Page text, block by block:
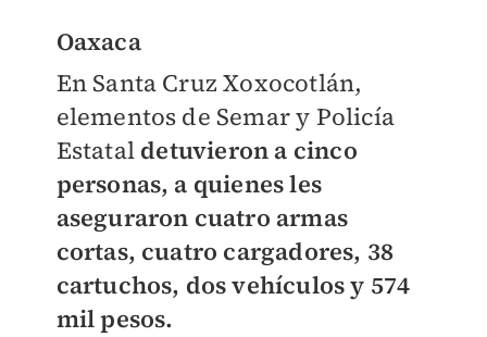
Oaxaca
En Santa Cruz Xoxocotlán,
elementos de Semar y Policía
Estatal detuvieron a cinco
personas, a quienes les
aseguraron cuatro armas
cortas, cuatro cargadores, 38
cartuchos, dos vehículos y 574
mil pesos.